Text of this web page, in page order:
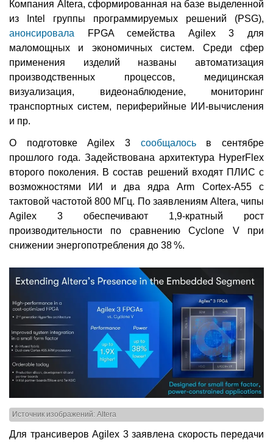
Компания Altera, сформированная на базе выделенной
из Intel группы программируемых решений (PSG),
анонсировала FPGA семейства Agilex 3 для
маломощных и экономичных систем. Среди сфер
применения изделий названы автоматизация
производственных процессов, медицинская
визуализация, видеонаблюдение, мониторинг
транспортных систем, периферийные ИИ-вычисления
и пр.
О подготовке Agilex 3 сообщалосьв сентябре
прошлого года. Задействована архитектура HyperFlex
второго поколения. В состав решений входят ПЛИС с
возможностями ИИ и два ядра Arm Cortex-A55 с
тактовой частотой 800 МГц. По заявлениям Altera, чипы
Agilex 3 обеспечивают 1,9-кратный рост
производительности по сравнению Cyclone V при
снижении энергопотребления до 38 %.
Источник изображений: Altera
Для трансиверов Agilex 3 заявлена скорость передачи